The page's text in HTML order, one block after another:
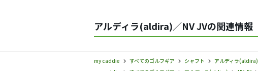
アルディラ(aldira)／NV JVの関連情報
my caddie すべてのゴルフギア シャフト アルディラ(aldira)